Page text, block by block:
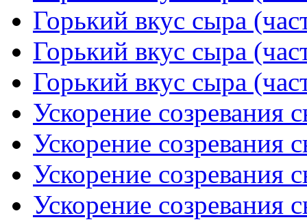
Горький вкус сыра
Горький вкус сыра
Горький вкус сыра
Ускорение созревания
Ускорение созревания
Ускорение созревания
Ускорение созревания